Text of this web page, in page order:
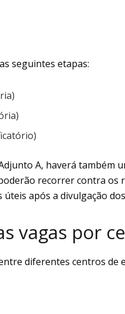
seguintes etapas:
A, haverá também
recorrer contra os
após a divulgação
vagas por
diferentes centros de